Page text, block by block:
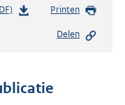
b
n
Printen
Delen